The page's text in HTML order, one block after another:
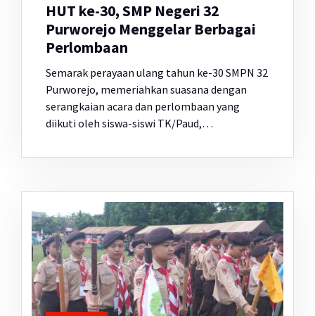
HUT ke-30, SMP Negeri 32
Purworejo Menggelar Berbagai
Perlombaan
Semarak perayaan ulang tahun ke-30 SMPN 32
Purworejo, memeriahkan suasana dengan
serangkaian acara dan perlombaan yang
diikuti oleh siswa-siswi TK/Paud,…